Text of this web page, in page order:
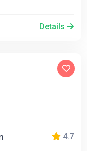
Details
4.7